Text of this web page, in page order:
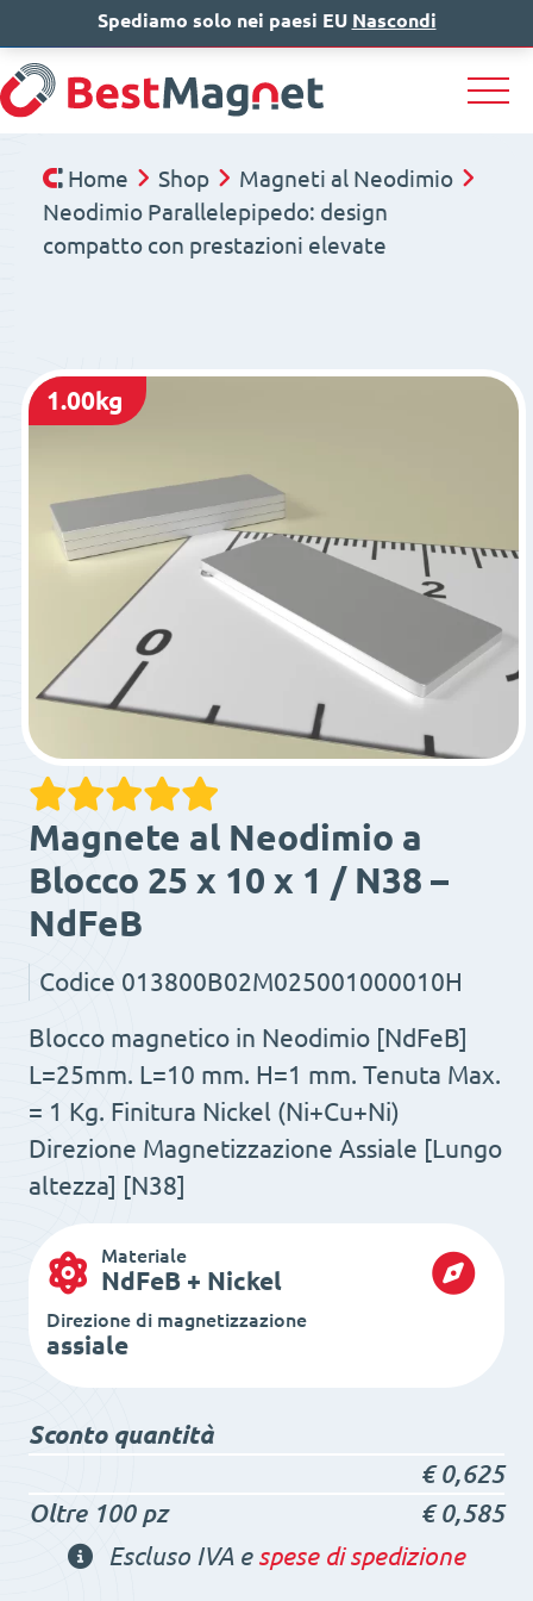
IT EN DE
Home Shop
Magneti al Neodimio
Neodimio Parallelepipedo: design
compatto con prestazioni elevate
1.00kg
Magnete al Neodimio a
Blocco 25 x 10 x 1 / N38 –
NdFeB
Codice 013800B02M025001000010H
Blocco magnetico in Neodimio [NdFeB]
L=25mm. L=10 mm. H=1 mm. Tenuta Max.
= 1 Kg. Finitura Nickel (Ni+Cu+Ni)
Direzione Magnetizzazione Assiale [Lungo
altezza] [N38]
Materiale
NdFeB + Nickel
Direzione di magnetizzazione
assiale
Sconto quantità
€0,625
Oltre 100 pz
€0,585
Escluso IVA e spese di spedizione
Spediamo solo nei paesi EU Nascondi